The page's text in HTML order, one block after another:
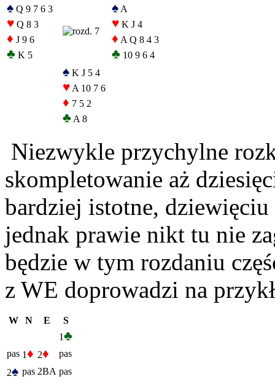
♠ Q 9 7 6 3
♥ Q 8 3
♦ J 9 6
♣ K 5
♠ A
♥ K J 4
♦ A Q 8 4 3
♣ 10 9 6 4
♠ K J 5 4
♥ A 10 7 6
♦ 7 5 2
♣ A 8
Niezwykle przychylne
skompletowanie aż
bardziej istotne,
jednak prawie nikt tu nie
będzie w tym rozdaniu
z WE doprowadzi na
W N E
S
1♣
pas 1♦ 2♦
pas
2♠ pas 2BA pas